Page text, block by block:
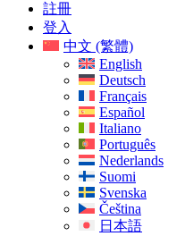
註冊
登入
中文 (繁體)
English
Deutsch
Français
Español
Italiano
Português
Nederlands
Suomi
Svenska
Čeština
日本語